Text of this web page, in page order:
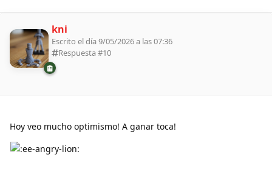
kni
Escrito el día 9/05/2026 a las 07:36
Respuesta #10
Hoy veo mucho optimismo! A ganar toca!